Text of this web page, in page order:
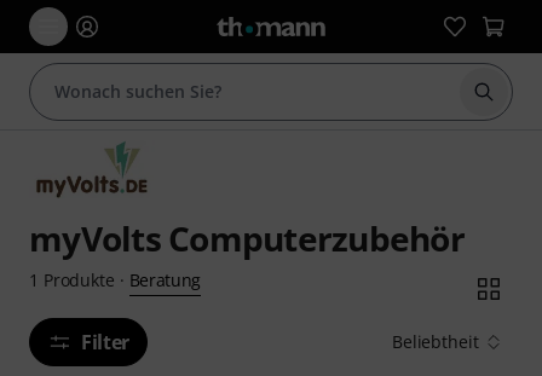
Suche
myVolts Computerzubehör
1 Produkte · Beratung
Filter Beliebtheit